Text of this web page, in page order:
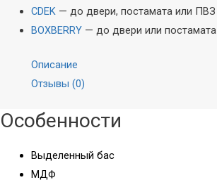
Акустика
Стационарная
Колонки
CDEK— до двери, постамата или ПВЗ
BOXBERRY— до двери или постамата
Описание
Отзывы (0)
Особенности
Выделенный бас
МДФ